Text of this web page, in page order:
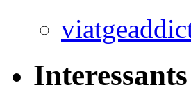
Interessants